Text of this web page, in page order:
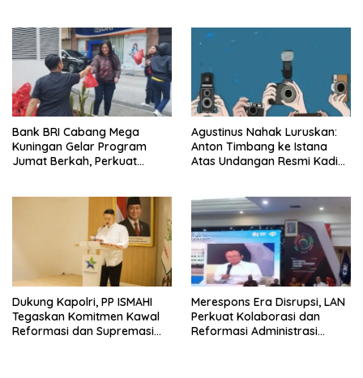
Bank BRI Cabang Mega
Kuningan Gelar Program
Jumat Berkah, Perkuat
Agustinus Nahak Luruskan:
Anton Timbang ke Istana
Atas Undangan Resmi Kadin,
Dukung Kapolri, PP ISMAHI
Tegaskan Komitmen Kawal
Reformasi dan Supremasi
Merespons Era Disrupsi, LAN
Perkuat Kolaborasi dan
Reformasi Administrasi